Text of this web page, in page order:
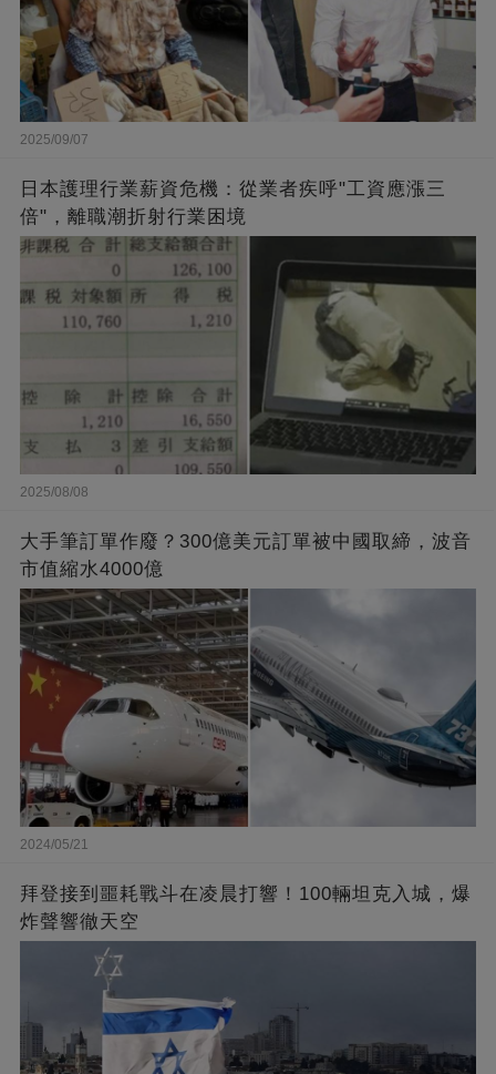
2025/09/07
日本護理行業薪資危機：從業者疾呼"工資應漲三
倍"，離職潮折射行業困境
2025/08/08
大手筆訂單作廢？300億美元訂單被中國取締，波音
市值縮水4000億
2024/05/21
拜登接到噩耗戰斗在凌晨打響！100輛坦克入城，爆
炸聲響徹天空